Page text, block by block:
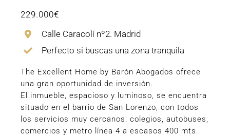
229.000€
Calle Caracolí nº2. Madrid
Perfecto si buscas una zona tranquila
The Excellent Home by Barón Abogados ofrece
una gran oportunidad de inversión.
El inmueble, espacioso y luminoso, se encuentra
situado en el barrio de San Lorenzo, con todos
los servicios muy cercanos: colegios, autobuses,
comercios y metro línea 4 a escasos 400 mts.